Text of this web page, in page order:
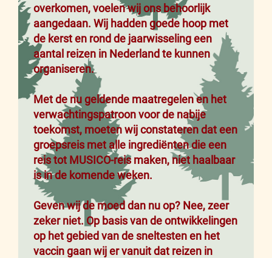
overkomen, voelen wij ons behoorlijk
aangedaan. Wij hadden goede hoop met
de kerst en rond de jaarwisseling een
aantal reizen in Nederland te kunnen
organiseren.
Met de nu geldende maatregelen en het
verwachtingspatroon voor de nabije
toekomst, moeten wij constateren dat een
groepsreis met alle ingrediënten die een
reis tot MUSICO-reis maken, niet haalbaar
is in de komende weken.
Geven wij de moed dan nu op? Nee, zeer
zeker niet. Op basis van de ontwikkelingen
op het gebied van de sneltesten en het
vaccin gaan wij er vanuit dat reizen in